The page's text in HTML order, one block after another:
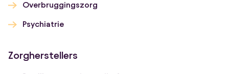
Overbruggingszorg
Psychiatrie
Zorgherstellers